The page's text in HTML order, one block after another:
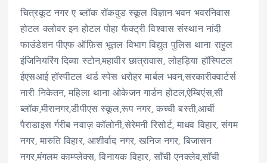
चित्रकूट नगर ए ब्लॉक रॉकवुड स्कूल विज्ञान भवन भवरनिवास
होटल क्लोवर इन होटल पोहा फैक्ट्री विश्वास संस्थान नांदी
फाउंडेशन पीएफ ऑफ़िस भूतल विभाग विद्युत पुलिस थाना राहुल
इंजिनियरिंग दिव्या स्टोन,महावीर छात्रावास, लोहड़िया हॉस्पिटल
ईएसआई हॉस्पीटल थर्ड स्पेस धरोहर मार्बल भवन,सरकारीक्वार्टर्स
नारी निकेतन, महिला थाना ओकेजन गार्डन होटल,ऐम्बिएंस,सी
ब्लॉक,मीरानगर,डीपीएस स्कूल,रूप नगर, कच्ची बस्ती,आर्ची
पैराडाइस र्गरीब नवाज़ कॉलोनी,सेरेमनी रिसोर्ट, माधव विहार, संगम
नगर, मारुति विहार, आशीर्वाद नगर, खनिज नगर, बिजासन
नगर,मंगलम काम्प्लेक्स, विनायक विहार, साँची एनक्लेव,साँची